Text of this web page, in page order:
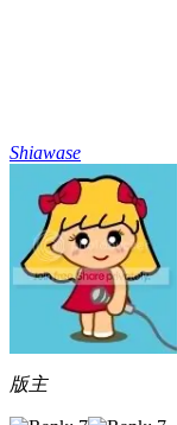
Shiawase
版主